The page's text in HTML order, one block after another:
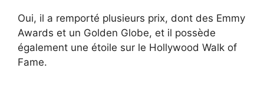
Oui, il a remporté plusieurs prix, dont des Emmy
Awards et un Golden Globe, et il possède
également une étoile sur le Hollywood Walk of
Fame.